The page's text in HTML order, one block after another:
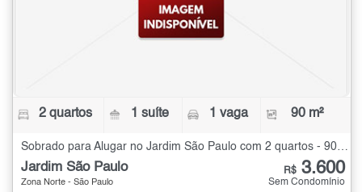
2 quartos 1 suíte 1 vaga 90 m²
Jardim São Paulo
Zona Norte - São Paulo
R$ 3.600
Sem Condomínio